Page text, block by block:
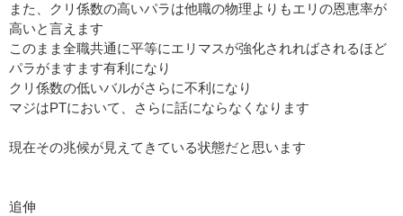
また、クリ係数の高いパラは他職の物理よりもエリの恩恵率が
高いと言えます
このまま全職共通に平等にエリマスが強化されればされるほど
パラがますます有利になり
クリ係数の低いバルがさらに不利になり
マジはPTにおいて、さらに話にならなくなります
現在その兆候が見えてきている状態だと思います
追伸